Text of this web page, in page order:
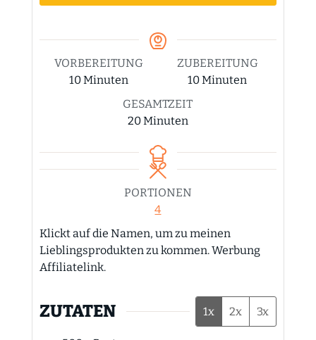
VORBEREITUNG
10Minuten
Minuten
ZUBEREITUNG
10Minuten
Minuten
GESAMTZEIT
20Minuten
Minuten
PORTIONEN
4
Klickt auf die Namen, um zu meinen
Lieblingsprodukten zu kommen. Werbung
Affiliatelink.
ZUTATEN 1x 2x 3x